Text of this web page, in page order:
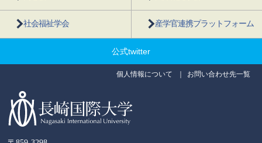
社会福祉学会 産学官連携プラットフォーム
公式twitter
個人情報について お問い合わせ先一覧